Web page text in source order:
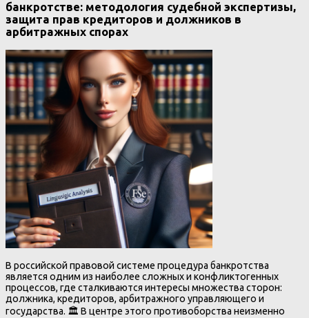
банкротстве: методология судебной экспертизы,
защита прав кредиторов и должников в
арбитражных спорах
В российской правовой системе процедура банкротства
является одним из наиболее сложных и конфликтогенных
процессов, где сталкиваются интересы множества сторон:
должника, кредиторов, арбитражного управляющего и
государства. 🏛️ В центре этого противоборства неизменно